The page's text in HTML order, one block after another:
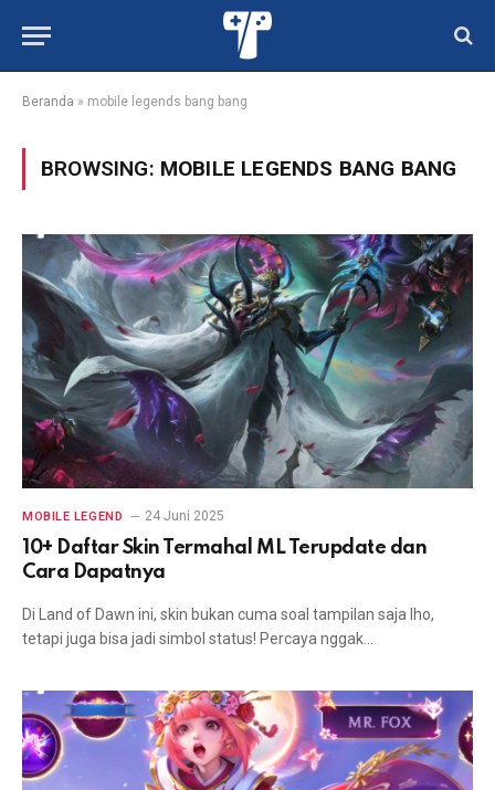
Beranda » mobile legends bang bang
BROWSING: MOBILE LEGENDS BANG BANG
MOBILE LEGEND 24 Juni 2025
10+ Daftar Skin Termahal ML Terupdate dan
Cara Dapatnya
Di Land of Dawn ini, skin bukan cuma soal tampilan saja lho,
tetapi juga bisa jadi simbol status! Percaya nggak…